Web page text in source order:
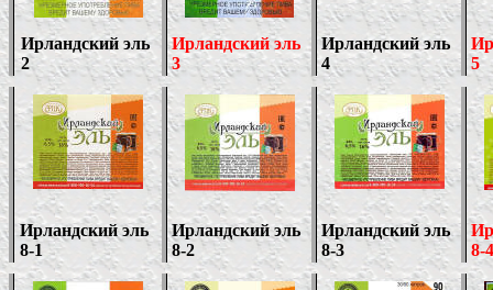
Ирландский эль
2
Ирландский эль
3
Ирландский эль
4
5
Ирландский эль
8-1
Ирландский эль
8-2
Ирландский эль
8-3
8-4